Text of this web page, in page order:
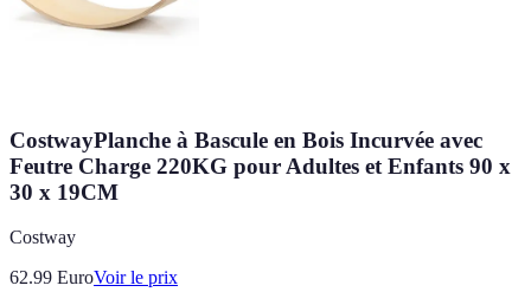
CostwayPlanche à Bascule en Bois Incurvée avec
Feutre Charge 220KG pour Adultes et Enfants 90 x
30 x 19CM
Costway
62.99 EuroVoir le prix